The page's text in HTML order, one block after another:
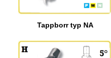
Tappborr typ NA